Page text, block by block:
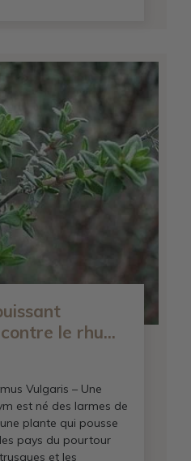
le rhu...
Vulgaris – Une
est né des larmes de
une plante qui pousse
pays du pourtour
et les